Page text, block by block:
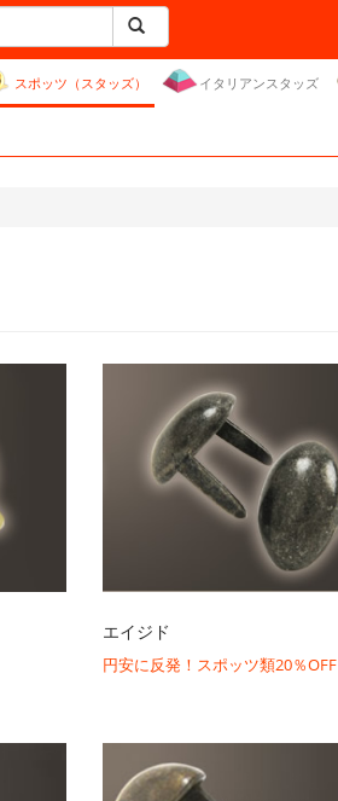
スポッツ（スタッズ） イタリアンスタッズ
エイジド
円安に反発！スポッツ類20％OFF